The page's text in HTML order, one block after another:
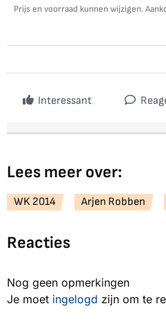
Prijs en voorraad kunnen wijzigen.
Interessant
Lees meer over:
WK 2014 Arjen Robben
Reacties
Nog geen opmerkingen
Je moet ingelogd zijn om te